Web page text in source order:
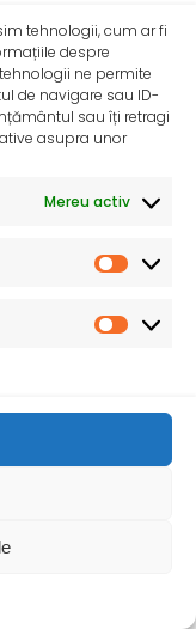
tehnologii, cum ar fi
despre
ne permite
de navigare sau ID-
sau îți retragi
asupra unor
Mereu activ
sarcinii și în
Salvați Copiii
și apărării